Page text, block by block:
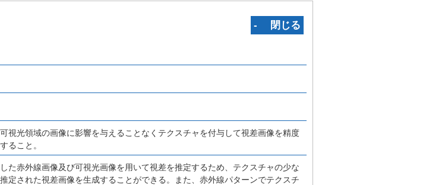
‐ 閉じる
視光領域の画像に影響を与えることなくテクスチャを付与して視差画像を精度
ること。
た赤外線画像及び可視光画像を用いて視差を推定するため、テクスチャの少な
定された視差画像を生成することができる。また、赤外線パターンでテクスチ